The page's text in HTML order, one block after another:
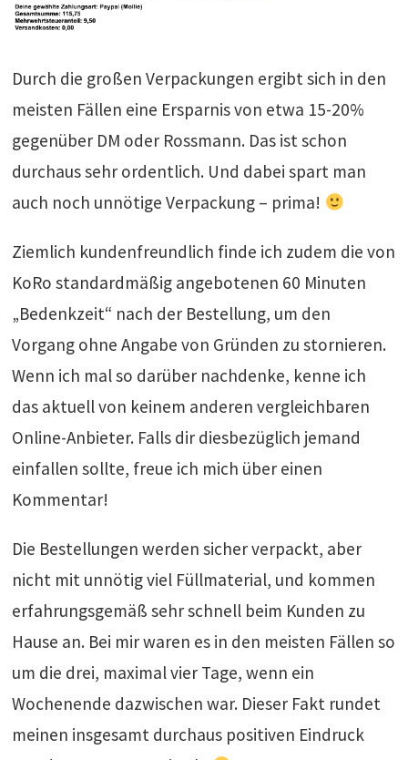
Durch die großen Verpackungen ergibt sich in den
meisten Fällen eine Ersparnis von etwa 15-20%
gegenüber DM oder Rossmann. Das ist schon
durchaus sehr ordentlich. Und dabei spart man
auch noch unnötige Verpackung – prima!
Ziemlich kundenfreundlich finde ich zudem die von
KoRo standardmäßig angebotenen 60 Minuten
„Bedenkzeit“ nach der Bestellung, um den
Vorgang ohne Angabe von Gründen zu stornieren.
Wenn ich mal so darüber nachdenke, kenne ich
das aktuell von keinem anderen vergleichbaren
Online-Anbieter. Falls dir diesbezüglich jemand
einfallen sollte, freue ich mich über einen
Kommentar!
Die Bestellungen werden sicher verpackt, aber
nicht mit unnötig viel Füllmaterial, und kommen
erfahrungsgemäß sehr schnell beim Kunden zu
Hause an. Bei mir waren es in den meisten Fällen so
um die drei, maximal vier Tage, wenn ein
Wochenende dazwischen war. Dieser Fakt rundet
meinen insgesamt durchaus positiven Eindruck